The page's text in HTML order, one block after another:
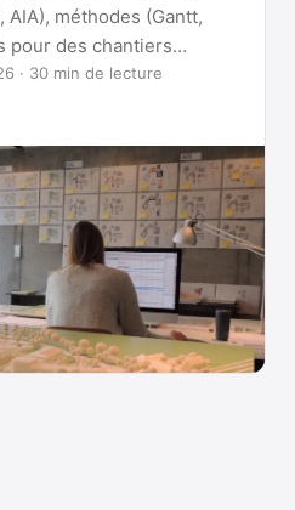
AIA), méthodes (Gantt,
pour des chantiers
· 30 min de lecture